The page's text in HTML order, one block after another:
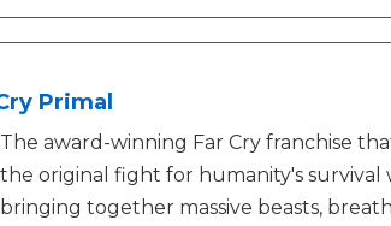
Primal
The award-winning Far Cry franchise
the original fight for humanity's survival
bringing together massive beasts,